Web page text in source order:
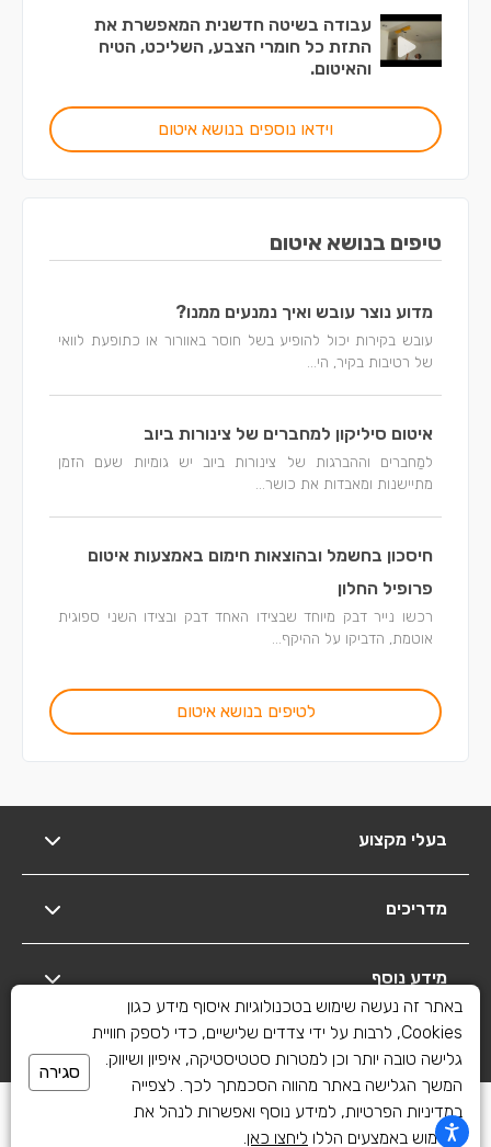
עבודה בשיטה חדשנית המאפשרת את
התזת כל חומרי הצבע, השליכט, הטיח
והאיטום.
וידאו נוספים בנושא איטום
טיפים בנושא איטום
מדוע נוצר עובש ואיך נמנעים ממנו?
עובש בקירות יכול להופיע בשל חוסר באוורור או כתופעת לוואי
של רטיבות בקיר, הי...
איטום סיליקון למחברים של צינורות ביוב
למַחברים וההברגות של צינורות ביוב יש גומיות שעם הזמן
מתיישנות ומאבדות את כושר...
חיסכון בחשמל ובהוצאות חימום באמצעות איטום
פרופיל החלון
רכשו נייר דבק מיוחד שבצידו האחד דבק ובצידו השני ספוגית
אוטמת, הדביקו על ההיקף...
לטיפים בנושא איטום
בעלי מקצוע
מדריכים
מידע נוסף
יצירת קשר
כל הזכויות שמורות לשיפוצים פלוס 2010-2026
באתר זה נעשה שימוש בטכנולוגיות איסוף מידע כגון
Cookies, לרבות על ידי צדדים שלישיים, כדי לספק חוויית
גלישה טובה יותר וכן למטרות סטטיסטיקה, איפיון ושיווק.
המשך הגלישה באתר מהווה הסכמתך לכך. לצפייה
במדיניות הפרטיות, למידע נוסף ואפשרות לנהל את
השימוש באמצעים הללו ליחצו כאן.
סגירה